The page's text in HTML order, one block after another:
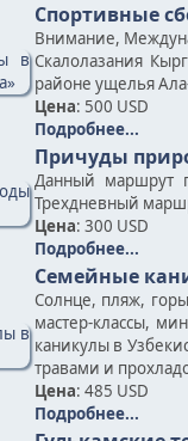
Спортивные
Внимание,
Скалолазания
районе ущелья
Цена: 500 USD
Подробнее...
Причуды
Данный маршрут
Трехдневный
Цена: 300 USD
Подробнее...
Семейные
Солнце, пляж,
мастер-классы,
каникулы в
травами и
Цена: 485 USD
Подробнее...